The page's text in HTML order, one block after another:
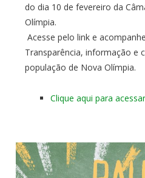
do dia 10 de fevereiro da
Olímpia.
Acesse pelo link e
Transparência, informação e
população de Nova Olímpia.
Clique aqui para acessar